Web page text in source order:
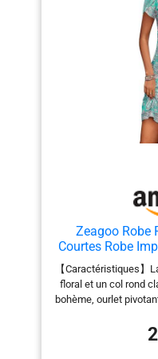
Collocation de
wedges ou des
combinaison avec
également à des
fête,un cocktail,un
main recommandé
froide,pas de
tableau des tailles
Zeagoo Robe
Courtes Robe
Legere
【Caractéristiques】
floral et un col rond
bohème, ourlet
à lèvres. 【Matériau
confortable, respirant